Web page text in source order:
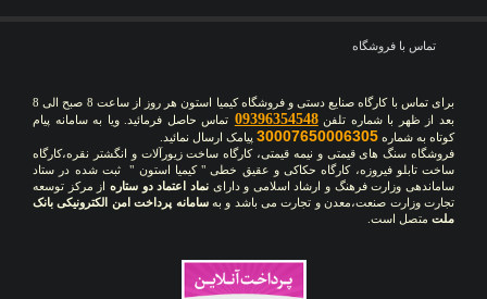
تماس با فروشگاه
برای تماس با کارگاه صنایع دستی و فروشگاه کیمیا استون هر روز از ساعت 8 صبح الی 8
بعد از ظهر با شماره تلفن09396354548 تماس حاصل فرمائید. ویا به سامانه پیام
کوتاه به شماره 30007650006305 پیامک ارسال نمائید.
فروشگاه سنگ های قیمتی و نیمه قیمتی، کارگاه ساخت زیورآلات و انگشتر نقره،کارگاه
ساخت تابلو فیروزه، کارگاه حکاکی و عقیق خطی " کیمیا استون " ثبت شده در ستاد
ساماندهی وزارت فرهنگ و ارشاد اسلامی و داراینماد اعتماد دو ستاره از مرکز توسعه
تجارت وزارت صنعت،معدن و تجارت می باشد و بهسامانه پرداخت امن الکترونیکی بانک
ملت متصل است.